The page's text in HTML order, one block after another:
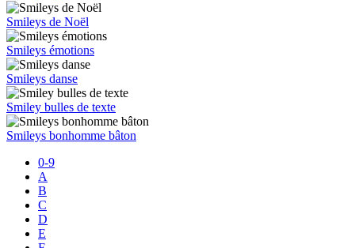
Smileys de Noël
Smileys émotions
Smileys danse
Smiley bulles de texte
Smileys bonhomme bâton
0-9
A
B
C
D
E